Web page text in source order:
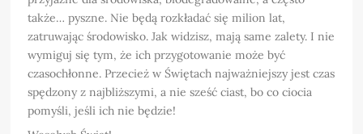
także… pyszne. Nie będą rozkładać się milion lat,
zatruwając środowisko. Jak widzisz, mają same zalety. I nie
wymiguj się tym, że ich przygotowanie może być
czasochłonne. Przecież w Świętach najważniejszy jest czas
spędzony z najbliższymi, a nie sześć ciast, bo co ciocia
pomyśli, jeśli ich nie będzie!